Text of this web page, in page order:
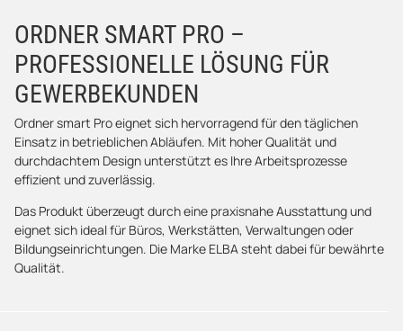
ORDNER SMART PRO –
PROFESSIONELLE LÖSUNG FÜR
GEWERBEKUNDEN
Ordner smart Pro eignet sich hervorragend für den täglichen
Einsatz in betrieblichen Abläufen. Mit hoher Qualität und
durchdachtem Design unterstützt es Ihre Arbeitsprozesse
effizient und zuverlässig.
Das Produkt überzeugt durch eine praxisnahe Ausstattung und
eignet sich ideal für Büros, Werkstätten, Verwaltungen oder
Bildungseinrichtungen. Die Marke ELBA steht dabei für bewährte
Qualität.